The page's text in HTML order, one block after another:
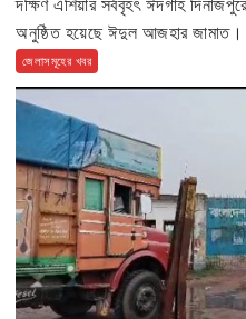
দক্ষিণ এশিয়ার সর্ববৃহৎ ঈদগাহ
অনুষ্ঠিত হয়েছে ঈদুল আজহার জামাত।
জেলাসমূহের খবর